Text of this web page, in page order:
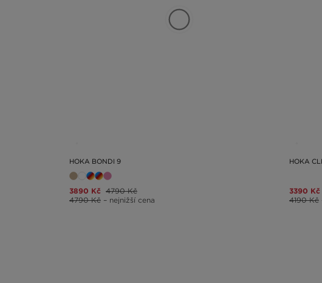
HOKA BONDI 9
3890 Kč 4790 Kč
4790 Kč – nejnižší cena
HOKA
3390 Kč
4190 Kč